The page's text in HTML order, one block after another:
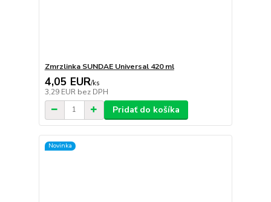
Zmrzlinka SUNDAE Universal 420 ml
4,05 EUR/ks
3,29 EUR bez DPH
Pridať do košíka
Novinka